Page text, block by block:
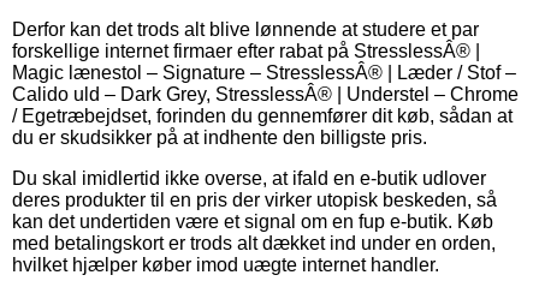
Derfor kan det trods alt blive lønnende at studere et par
forskellige internet firmaer efter rabat på StresslessÂ® |
Magic lænestol – Signature – StresslessÂ® | Læder / Stof –
Calido uld – Dark Grey, StresslessÂ® | Understel – Chrome
/ Egetræbejdset, forinden du gennemfører dit køb, sådan at
du er skudsikker på at indhente den billigste pris.
Du skal imidlertid ikke overse, at ifald en e-butik udlover
deres produkter til en pris der virker utopisk beskeden, så
kan det undertiden være et signal om en fup e-butik. Køb
med betalingskort er trods alt dækket ind under en orden,
hvilket hjælper køber imod uægte internet handler.